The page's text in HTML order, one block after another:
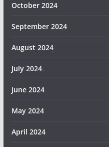
October 2024
September 2024
August 2024
July 2024
June 2024
May 2024
April 2024